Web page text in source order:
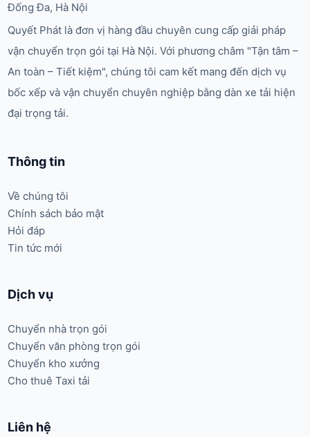
Đống Đa, Hà Nội
Quyết Phát là đơn vị hàng đầu chuyên cung cấp giải pháp
vận chuyển trọn gói tại Hà Nội. Với phương châm "Tận tâm –
An toàn – Tiết kiệm", chúng tôi cam kết mang đến dịch vụ
bốc xếp và vận chuyển chuyên nghiệp bằng dàn xe tải hiện
đại trọng tải.
Thông tin
Về chúng tôi
Chính sách bảo mật
Hỏi đáp
Tin tức mới
Dịch vụ
Chuyển nhà trọn gói
Chuyển văn phòng trọn gói
Chuyển kho xưởng
Cho thuê Taxi tải
Liên hệ